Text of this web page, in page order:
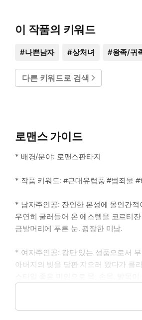
이 작품의 키워드
#나쁜남자 #상처녀 #왕족/귀
다른 키워드로 검색
로맨스 가이드
* 배경/분야: 로맨스판타지
* 작품 키워드: #근대유럽풍 #범죄물
* 남자주인공: 잔인한 본성에 몰인간
우연히 굴러들어 온 에스텔을 코르티
금발머리에 푸른 눈. 굉장한 미남.
* 여자주인공: 강단 있는 성품으로서
아버지의 빚을 담판 지으러 왔다가 클